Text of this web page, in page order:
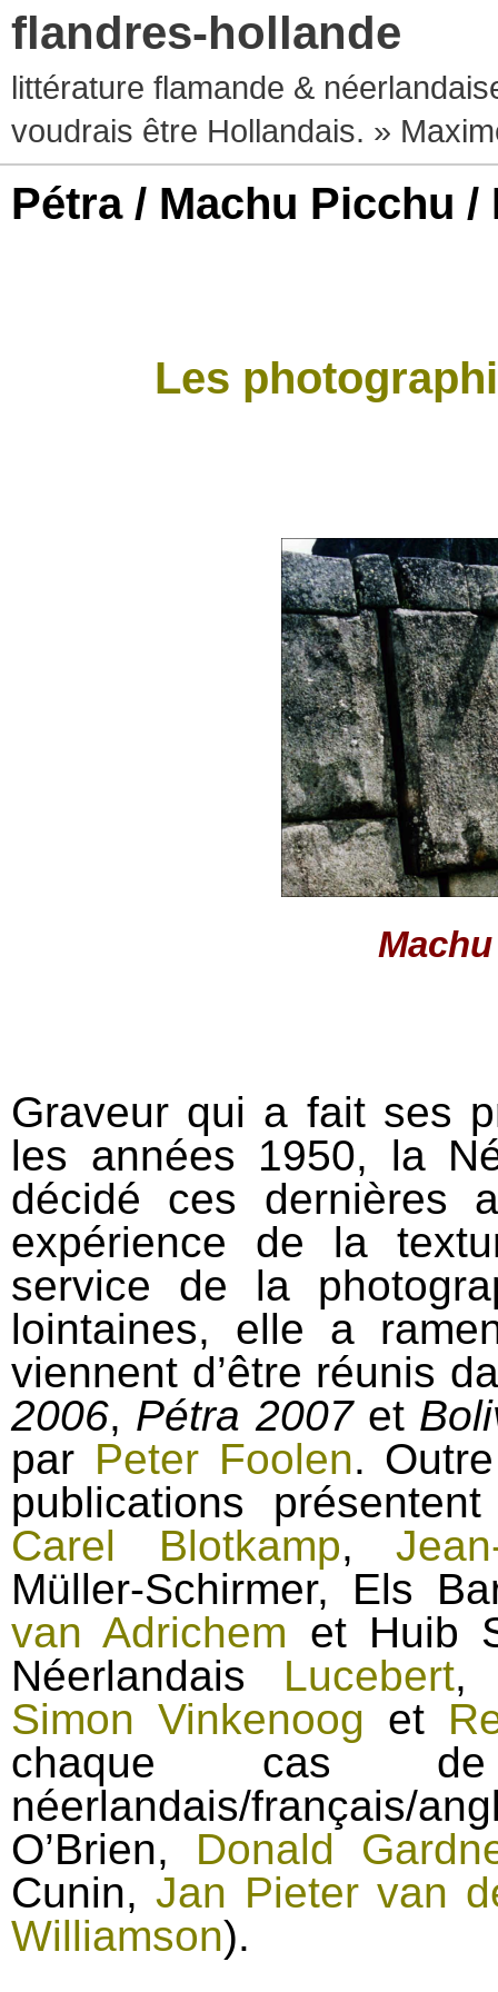
flandres-hollande
littérature flamande &
voudrais être Hollandais. »
Pétra / Machu Picchu /
Les
Graveur qui a fait ses
les années 1950, la
décidé ces dernières
expérience de la
service de la
lointaines, elle a
viennent d’être réunis
2006, Pétra 2007 et
par Peter Foolen.
publications
Carel Blotkamp,
Müller-Schirmer, Els
van Adrichem et Huib
Néerlandais Lucebert
Simon Vinkenoog et
chaque cas de
néerlandais/français/
O’Brien, Donald
Cunin, Jan Pieter van
Williamson).